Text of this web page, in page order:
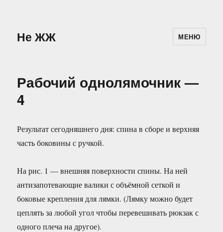
Не ЖЖ МЕНЮ
Рабочий однолямочник —
4
Результат сегодняшнего дня: спина в сборе и верхняя
часть боковины с ручкой.
На рис. 1 — внешняя поверхности спины. На ней
антизапотевающие валики с объёмной сеткой и
боковые крепления для лямки. (Лямку можно будет
цеплять за любой угол чтобы перевешивать рюкзак с
одного плеча на другое).